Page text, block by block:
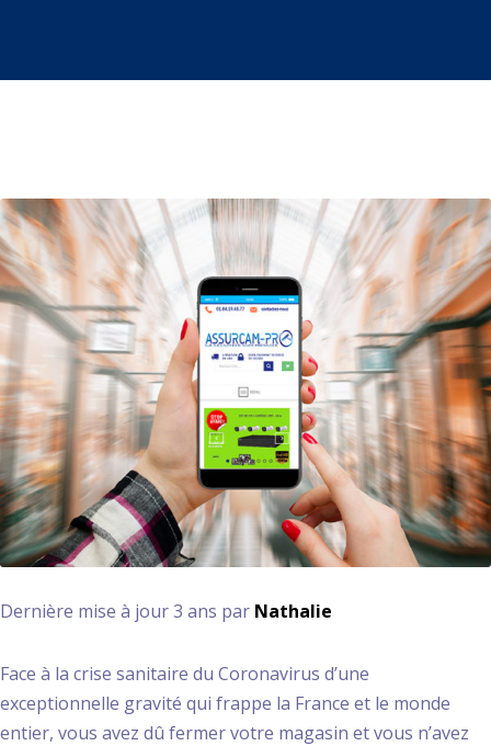
Dernière mise à jour 3 ans par Nathalie
Face à la crise sanitaire du Coronavirus d’une
exceptionnelle gravité qui frappe la France et le monde
entier, vous avez dû fermer votre magasin et vous n’avez